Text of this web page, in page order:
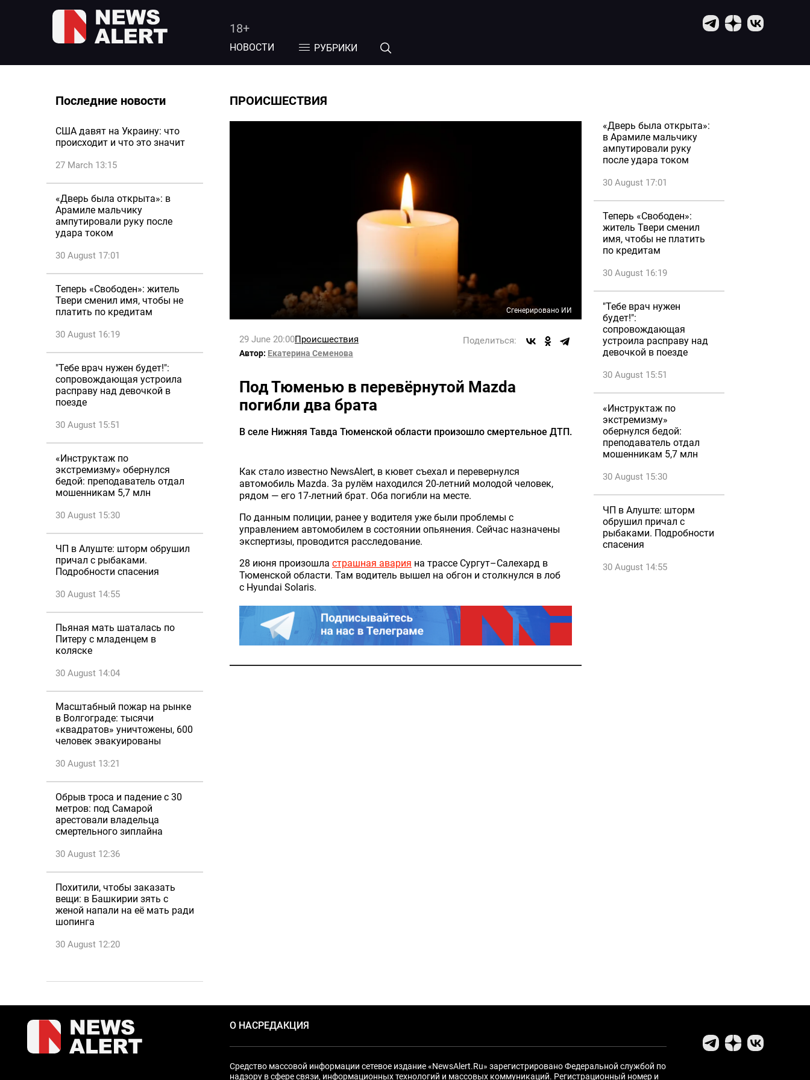
18+
НОВОСТИ РУБРИКИ
Последние новости
США давят на Украину: что
происходит и что это значит
27 March 13:15
«Дверь была открыта»: в
Арамиле мальчику
ампутировали руку после
удара током
30 August 17:01
Теперь «Свободен»: житель
Твери сменил имя, чтобы не
платить по кредитам
30 August 16:19
"Тебе врач нужен будет!":
сопровождающая устроила
расправу над девочкой в
поезде
30 August 15:51
«Инструктаж по
экстремизму» обернулся
бедой: преподаватель отдал
мошенникам 5,7 млн
30 August 15:30
ЧП в Алуште: шторм обрушил
причал с рыбаками.
Подробности спасения
30 August 14:55
Пьяная мать шаталась по
Питеру с младенцем в
коляске
30 August 14:04
Масштабный пожар на рынке
в Волгограде: тысячи
«квадратов» уничтожены, 600
человек эвакуированы
30 August 13:21
Обрыв троса и падение с 30
метров: под Самарой
арестовали владельца
смертельного зиплайна
30 August 12:36
Похитили, чтобы заказать
вещи: в Башкирии зять с
женой напали на её мать ради
шопинга
30 August 12:20
ПРОИСШЕСТВИЯ
Сгенерировано ИИ
29 June 20:00Происшествия Поделиться:
Автор: Екатерина Семенова
Под Тюменью в перевёрнутой Mazda
погибли два брата
В селе Нижняя Тавда Тюменской области произошло смертельное ДТП.
Как стало известно NewsAlert, в кювет съехал и перевернулся
автомобиль Mazda. За рулём находился 20-летний молодой человек,
рядом — его 17-летний брат. Оба погибли на месте.
По данным полиции, ранее у водителя уже были проблемы с
управлением автомобилем в состоянии опьянения. Сейчас назначены
экспертизы, проводится расследование.
28 июня произошла страшная авария на трассе Сургут–Салехард в
Тюменской области. Там водитель вышел на обгон и столкнулся в лоб
с Hyundai Solaris.
«Дверь была открыта»:
в Арамиле мальчику
ампутировали руку
после удара током
30 August 17:01
Теперь «Свободен»:
житель Твери сменил
имя, чтобы не платить
по кредитам
30 August 16:19
"Тебе врач нужен
будет!":
сопровождающая
устроила расправу над
девочкой в поезде
30 August 15:51
«Инструктаж по
экстремизму»
обернулся бедой:
преподаватель отдал
мошенникам 5,7 млн
30 August 15:30
ЧП в Алуште: шторм
обрушил причал с
рыбаками. Подробности
спасения
30 August 14:55
О НАСРЕДАКЦИЯ
Средство массовой информации сетевое издание «NewsAlert.Ru» зарегистрировано Федеральной службой по
надзору в сфере связи, информационных технологий и массовых коммуникаций. Регистрационный номер и